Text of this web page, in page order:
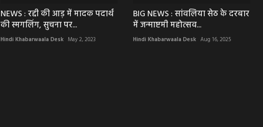
NEWS : रद्दी की आड़ में मादक पदार्थ
की स्मगलिंग, सुचना पर...
Hindi Khabarwaala Desk May 2, 2023
BIG NEWS : सांवलिया सेठ के दरबार
में जन्माष्टमी महोत्सव...
Hindi Khabarwaala Desk Aug 16, 2025